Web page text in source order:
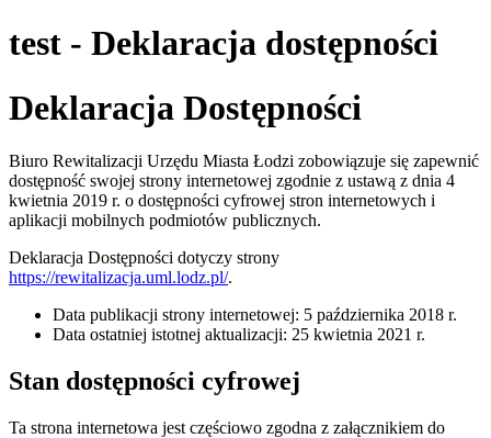
test - Deklaracja dostępności
Deklaracja Dostępności
Biuro Rewitalizacji Urzędu Miasta Łodzi zobowiązuje się zapewnić
dostępność swojej strony internetowej zgodnie z ustawą z dnia 4
kwietnia 2019 r. o dostępności cyfrowej stron internetowych i
aplikacji mobilnych podmiotów publicznych.
Deklaracja Dostępności dotyczy strony
https://rewitalizacja.uml.lodz.pl/.
Data publikacji strony internetowej: 5 października 2018 r.
Data ostatniej istotnej aktualizacji: 25 kwietnia 2021 r.
Stan dostępności cyfrowej
Ta strona internetowa jest częściowo zgodna z załącznikiem do